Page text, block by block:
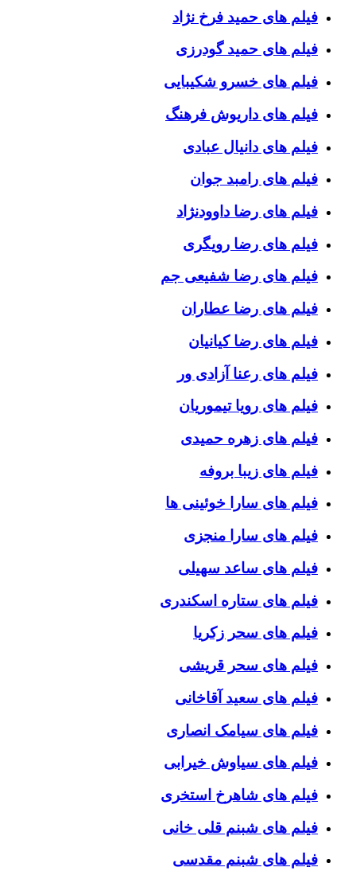
فیلم های حمید فرخ نژاد
فیلم های حمید گودرزی
فیلم های خسرو شکیبایی
فیلم های داریوش فرهنگ
فیلم های دانیال عبادی
فیلم های رامبد جوان
فیلم های رضا داوودنژاد
فیلم های رضا رویگری
فیلم های رضا شفیعی جم
فیلم های رضا عطاران
فیلم های رضا کیانیان
فیلم های رعنا آزادی ور
فیلم های رویا تیموریان
فیلم های زهره حمیدی
فیلم های زیبا بروفه
فیلم های سارا خوئینی ها
فیلم های سارا منجزی
فیلم های ساعد سهیلی
فیلم های ستاره اسکندری
فیلم های سحر زکریا
فیلم های سحر قریشی
فیلم های سعید آقاخانی
فیلم های سیامک انصاری
فیلم های سیاوش خیرابی
فیلم های شاهرخ استخری
فیلم های شبنم قلی خانی
فیلم های شبنم مقدسی